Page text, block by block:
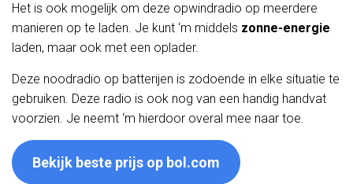
Het is ook mogelijk om deze opwindradio op meerdere
manieren op te laden. Je kunt ‘m middels zonne-energie
laden, maar ook met een oplader.
Deze noodradio op batterijen is zodoende in elke situatie te
gebruiken. Deze radio is ook nog van een handig handvat
voorzien. Je neemt ‘m hierdoor overal mee naar toe.
Bekijk beste prijs op bol.com